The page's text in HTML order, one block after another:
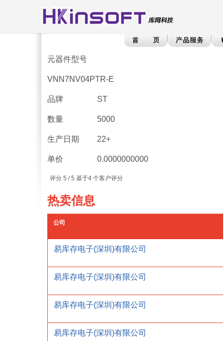
元器件型号
VNN7NV04PTR-E
品牌 ST
数量 5000
生产日期 22+
单价 0.0000000000
评分 5 / 5 基于4个客户评分
热卖信息
公司
易库存电子(深圳)有限公司
易库存电子(深圳)有限公司
易库存电子(深圳)有限公司
易库存电子(深圳)有限公司